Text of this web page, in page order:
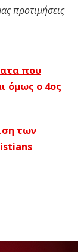
προτιμήσεις
που
όμως ο 4ος
των